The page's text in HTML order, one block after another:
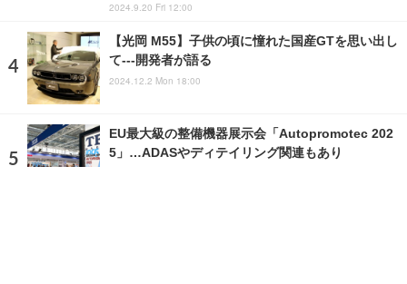
2024.9.20 Fri 12:00
【光岡 M55】子供の頃に憧れた国産GTを思い出し
て---開発者が語る
2024.12.2 Mon 18:00
EU最大級の整備機器展示会「Autopromotec 202
5」…ADASやディテイリング関連もあり